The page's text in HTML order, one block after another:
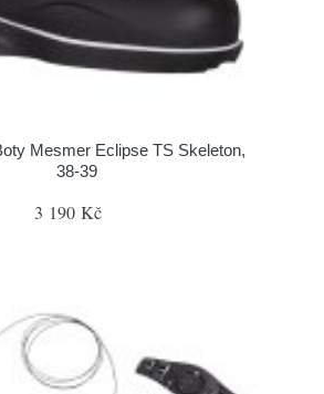
Mesmer Eclipse TS Skeleton,
38-39
3 190 Kč